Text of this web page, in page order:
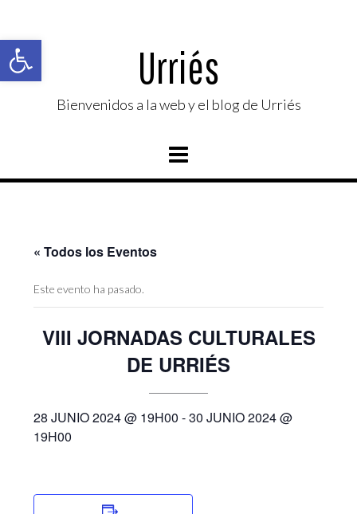
Abrir barra de herramientas
contenido
Urriés
Bienvenidos a la web y el blog de Urriés
« Todos los Eventos
Este evento ha pasado.
VIII JORNADAS CULTURALES
DE URRIÉS
28 JUNIO 2024 @ 19H00 -30 JUNIO 2024 @
19H00